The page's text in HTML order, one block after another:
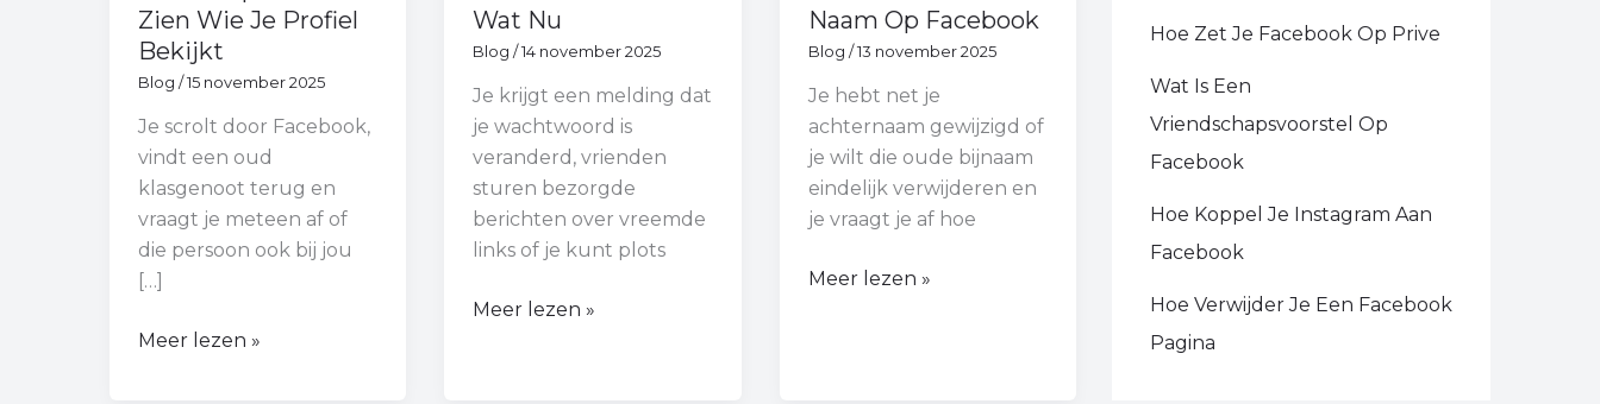
Zien Wie Je Profiel
Bekijkt
Blog /15 november 2025
Je scrolt door Facebook,
vindt een oud
klasgenoot terug en
vraagt je meteen af of
die persoon ook bij jou
[…]
Meer lezen »
Wat Nu
Blog /14 november 2025
Je krijgt een melding dat
je wachtwoord is
veranderd, vrienden
sturen bezorgde
berichten over vreemde
links of je kunt plots
Meer lezen »
Naam Op Facebook
Blog /13 november 2025
Je hebt net je
achternaam gewijzigd of
je wilt die oude bijnaam
eindelijk verwijderen en
je vraagt je af hoe
Meer lezen »
Hoe Zet Je Facebook Op Prive
Wat Is Een
Vriendschapsvoorstel Op
Facebook
Hoe Koppel Je Instagram Aan
Facebook
Hoe Verwijder Je Een Facebook
Pagina